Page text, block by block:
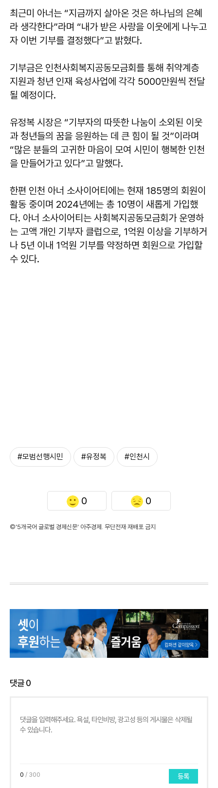
최근미 아너는 “지금까지 살아온 것은 하나님의 은혜
라 생각한다”라며 “내가 받은 사랑을 이웃에게 나누고
자 이번 기부를 결정했다”고 밝혔다.
기부금은 인천사회복지공동모금회를 통해 취약계층
지원과 청년 인재 육성사업에 각각 5000만원씩 전달
될 예정이다.
유정복 시장은 “기부자의 따뜻한 나눔이 소외된 이웃
과 청년들의 꿈을 응원하는 데 큰 힘이 될 것”이라며
“많은 분들의 고귀한 마음이 모여 시민이 행복한 인천
을 만들어가고 있다”고 말했다.
한편 인천 아너 소사이어티에는 현재 185명의 회원이
활동 중이며 2024년에는 총 10명이 새롭게 가입했
다. 아너 소사이어티는 사회복지공동모금회가 운영하
는 고액 개인 기부자 클럽으로, 1억원 이상을 기부하거
나 5년 이내 1억원 기부를 약정하면 회원으로 가입할
수 있다.
#모범선행시민 #유정복 #인천시
0 0
©'5개국어 글로벌 경제신문' 아주경제. 무단전재·재배포 금지
댓글0
0 / 300 등록